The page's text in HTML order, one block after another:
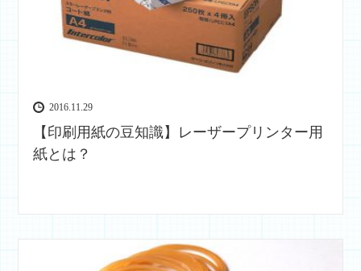
2016.11.29
【印刷用紙の豆知識】レーザープリンター用
紙とは？